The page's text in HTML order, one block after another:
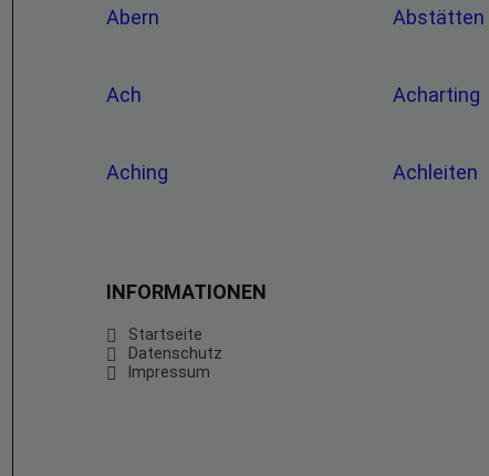
Abern Abstätten
Ach Acharting
Aching Achleiten
INFORMATIONEN
Startseite
Datenschutz
Impressum